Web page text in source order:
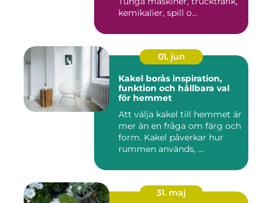
kemikalier, spill o...
01. jun
Kakel borås inspiration,
funktion och hållbara val
för hemmet
Att välja kakel till hemmet är
mer än en fråga om färg och
form. Kakel påverkar hur
rummen används, ...
31. maj